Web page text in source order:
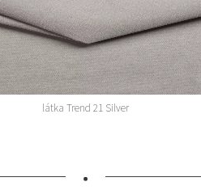
látka Trend 21 Silver
•